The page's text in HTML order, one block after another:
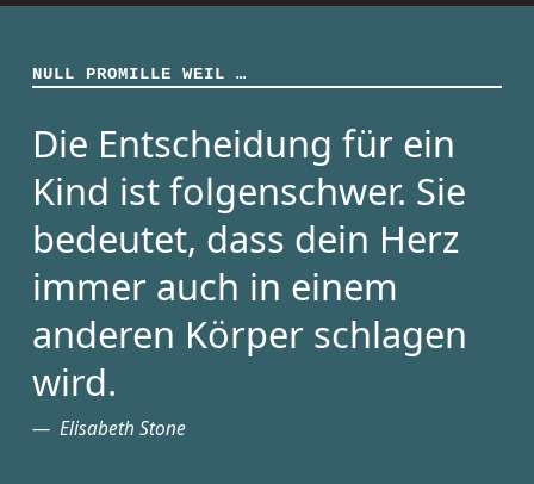
NULL PROMILLE WEIL …
Die Entscheidung für ein
Kind ist folgenschwer. Sie
bedeutet, dass dein Herz
immer auch in einem
anderen Körper schlagen
wird.
Elisabeth Stone